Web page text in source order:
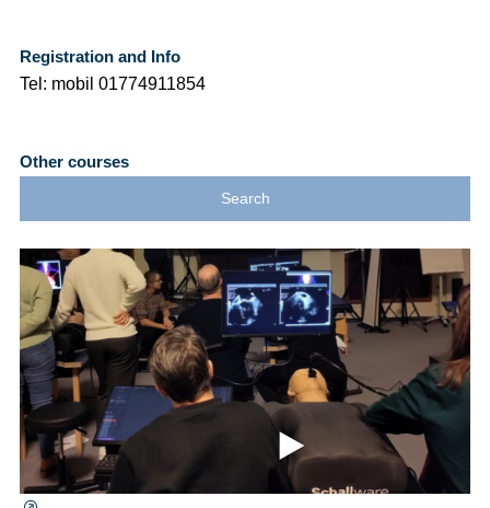
Registration and Info
Tel: mobil 01774911854
Other courses
Search
⯈